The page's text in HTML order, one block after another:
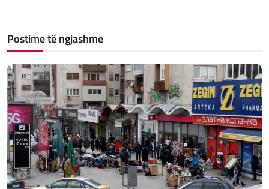
Postime të ngjashme